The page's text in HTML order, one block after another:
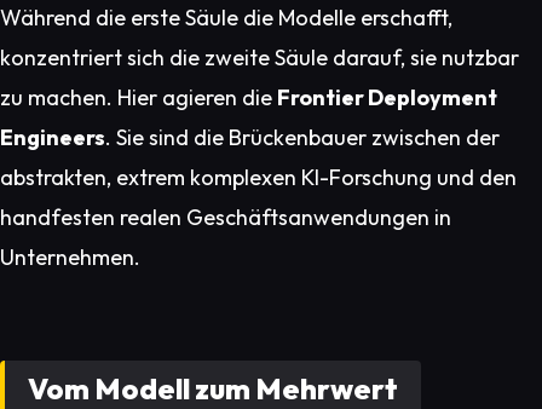
Während die erste Säule die Modelle erschafft,
konzentriert sich die zweite Säule darauf, sie nutzbar
zu machen. Hier agieren die Frontier Deployment
Engineers. Sie sind die Brückenbauer zwischen der
abstrakten, extrem komplexen KI-Forschung und den
handfesten realen Geschäftsanwendungen in
Unternehmen.
Vom Modell zum Mehrwert